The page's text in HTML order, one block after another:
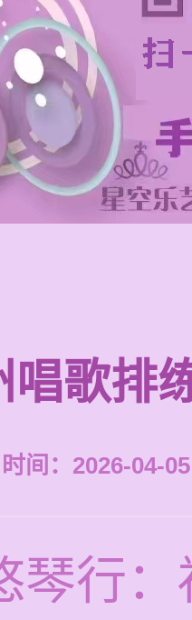
唱歌排
时间：2026-04-
琴行